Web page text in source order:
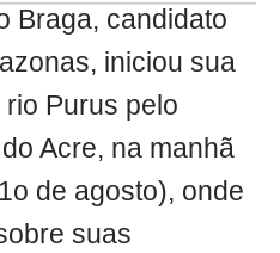
Braga, candidato
iniciou sua
Purus pelo
Acre, na manhã
de agosto), onde
suas